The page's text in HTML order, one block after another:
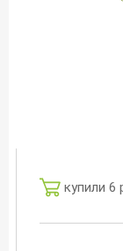
купили 6